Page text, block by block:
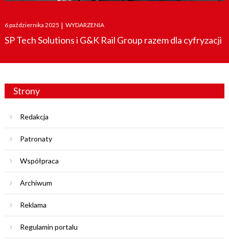
Posted
on
6 października 2025 | WYDARZENIA
SP Tech Solutions i G&K Rail Group razem dla cyfryzacji
Strony
Redakcja
Patronaty
Współpraca
Archiwum
Reklama
Regulamin portalu